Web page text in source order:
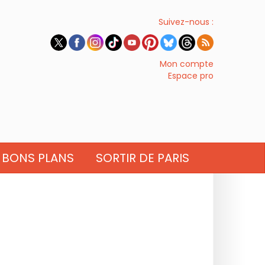
Suivez-nous :
Mon compte
Espace pro
BONS PLANS SORTIR DE PARIS